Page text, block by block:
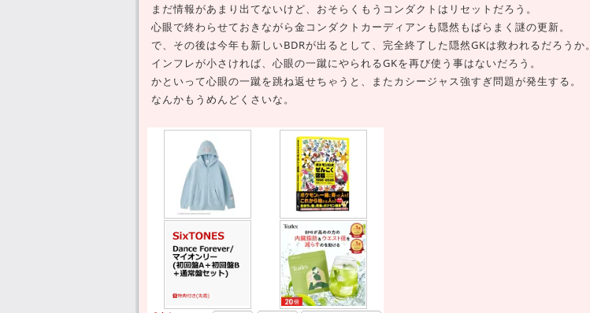
まだ情報があまり出てないけど、おそらくもうコンダクトはリセットだろう。
心眼で終わらせておきながら金コンダクトカーディアンも隠然もばらまく謎の更新。
で、その後は今年も新しいBDRが出るとして、完全終了した隠然GKは救われるだろうか。
インフレが小さければ、心眼の一蹴にやられるGKを再び使う事はないだろう。
かといって心眼の一蹴を跳ね返せちゃうと、またカシージャス強すぎ問題が発生する。
なんかもうめんどくさいな。